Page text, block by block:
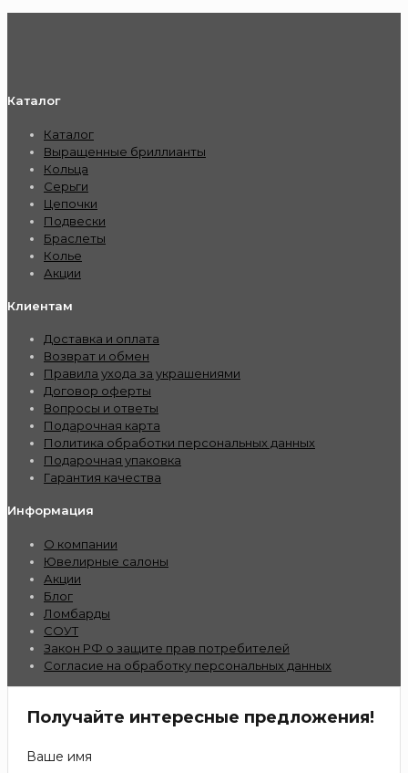
Каталог
Каталог
Выращенные бриллианты
Кольца
Серьги
Цепочки
Подвески
Браслеты
Колье
Акции
Клиентам
Доставка и оплата
Возврат и обмен
Правила ухода за украшениями
Договор оферты
Вопросы и ответы
Подарочная карта
Политика обработки персональных данных
Подарочная упаковка
Гарантия качества
Информация
О компании
Ювелирные салоны
Акции
Блог
Ломбарды
СОУТ
Закон РФ о защите прав потребителей
Согласие на обработку персональных данных
Получайте интересные предложения!
Ваше имя